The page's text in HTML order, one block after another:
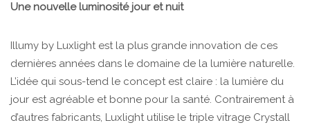
Une nouvelle luminosité jour et nuit
Illumy by Luxlight est la plus grande innovation de ces
dernières années dans le domaine de la lumière naturelle.
L’idée qui sous-tend le concept est claire : la lumière du
jour est agréable et bonne pour la santé. Contrairement à
d’autres fabricants, Luxlight utilise le triple vitrage Crystall